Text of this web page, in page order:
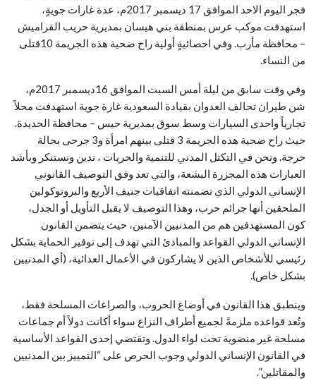
فجر اليوم الاحد الموافق 17 ديسمبر 2017م، عدة غارات جويةٍ،
استهدفت موكب عرس بمنطقة بني هيسان بمديرية حريب القراميش
– محافظة مأرب. وفي احصائيةٍ أولية راح ضحية هذه الجريمة 10قتلى
من النساء.
وفي وقت سابق من ليلة أمس السبت الموافق 16ديسمبر 2017م،
شن طيران تحالف العدوان بقيادة السعودية غارة جوية استهدفت محلاً
تجارياً واحدى السيارات وسط سوق بمديرية حيس – محافظة الحديدة.
حيث راح ضحية هذه الجريمة 3 قتلى بينهم امرأة و3 جرحى بحالة
حرجة. ونحن في التكتل المدني للتنمية والحريات ، ندين ونستنكر وبأشد
العبارات هذه المجزرة البشعة، والتي تعد وفق التوصيف القانوني
الإنساني الدولي الذي تضمنته اتفاقيات جنيف الأربع والبروتوكولين
الملحقين أنها جرائم حرب، وهذا التوصيف لا يقبل التأويل أو الجدل،
كون المستهدفين هم من المدنيين الآمنين، حيث يتضمن القانون
الإنساني الدولي القواعد والمبادئ التي تهدف إلى توفير الحماية بشكل
رئيسي للأشخاص الذين لا يشاركون في الأعمال العدائية، (أي المدنيين
بشكل خاص).
وينطبق هذا القانون في أوضاع الحروب، والصراعات المسلحة فقط،
وتُعد قواعده ملزمةً لجميع أطراف النزاع سواء أكانت دولاً أم جماعات
مسلحة غير منضوية تحت لواء الدول. وتقتضي إحدى القواعد الأساسية
في القانون الإنساني الدولي وجوب الحرص على “التمييز بين المدنيين
والمقاتلين”.